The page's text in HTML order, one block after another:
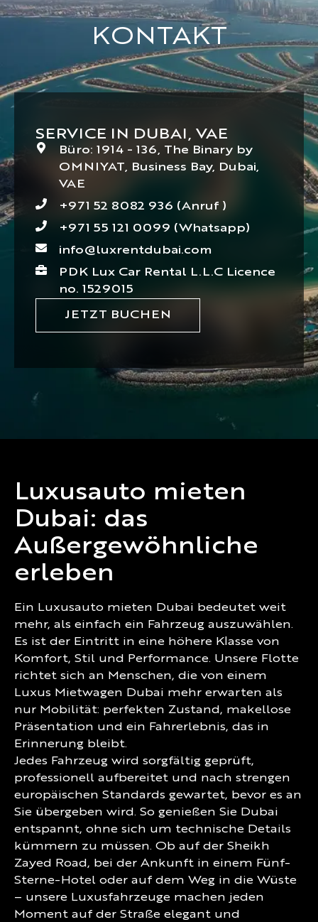
KONTAKT
SERVICE IN DUBAI, VAE
Büro: 1914 - 136, The Binary by
OMNIYAT, Business Bay, Dubai,
VAE
+971 52 8082 936 (Anruf )
+971 55 121 0099 (Whatsapp)
info@luxrentdubai.com
PDK Lux Car Rental L.L.C Licence
no. 1529015
JETZT BUCHEN
Luxusauto mieten
Dubai: das
Außergewöhnliche
erleben
Ein Luxusauto mieten Dubai bedeutet weit
mehr, als einfach ein Fahrzeug auszuwählen.
Es ist der Eintritt in eine höhere Klasse von
Komfort, Stil und Performance. Unsere Flotte
richtet sich an Menschen, die von einem
Luxus Mietwagen Dubai mehr erwarten als
nur Mobilität: perfekten Zustand, makellose
Präsentation und ein Fahrerlebnis, das in
Erinnerung bleibt.
Jedes Fahrzeug wird sorgfältig geprüft,
professionell aufbereitet und nach strengen
europäischen Standards gewartet, bevor es an
Sie übergeben wird. So genießen Sie Dubai
entspannt, ohne sich um technische Details
kümmern zu müssen. Ob auf der Sheikh
Zayed Road, bei der Ankunft in einem Fünf-
Sterne-Hotel oder auf dem Weg in die Wüste
– unsere Luxusfahrzeuge machen jeden
Moment auf der Straße elegant und